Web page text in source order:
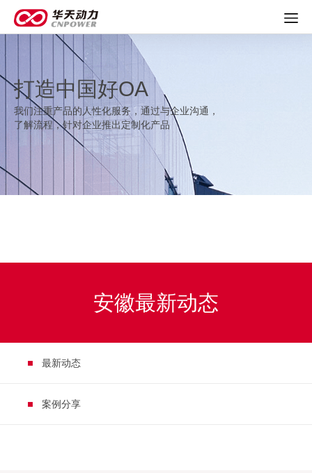
打造中国好OA
我们注重产品的人性化服务，通过与企业沟通，
了解流程，针对企业推出定制化产品
安徽最新动态
最新动态
案例分享